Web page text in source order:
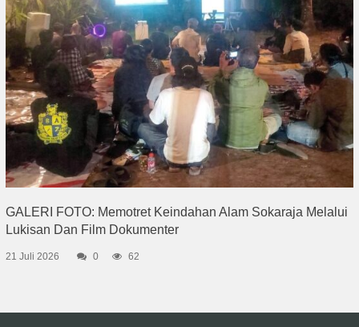
GALERI FOTO: Memotret Keindahan Alam Sokaraja Melalui
Lukisan Dan Film Dokumenter
21 Juli 2026 0 62